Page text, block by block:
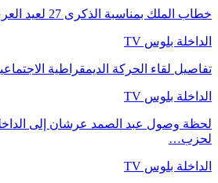
خطاب الملك بمناسبة الذكرى 27 لعيد العرش.
الداخلة بلوس TV
تفاصيل لقاء الحركة الديمقراطية
الداخلة بلوس TV
لحظة وصول عبد الصمد عرشان إلى
لحزب…
الداخلة بلوس TV